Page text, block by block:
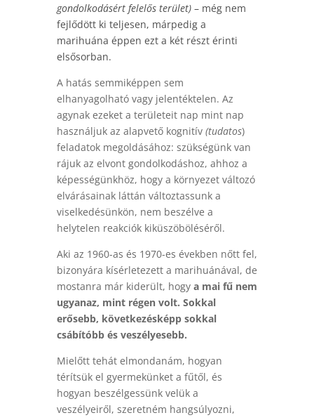
gondolkodásért felelős terület)– még nem
fejlődött ki teljesen, márpedig a
marihuána éppen ezt a két részt érinti
elsősorban.
A hatás semmiképpen sem
elhanyagolható vagy jelentéktelen. Az
agynak ezeket a területeit nap mint nap
használjuk az alapvető kognitív (tudatos)
feladatok megoldásához: szükségünk van
rájuk az elvont gondolkodáshoz, ahhoz a
képességünkhöz, hogy a környezet változó
elvárásainak láttán változtassunk a
viselkedésünkön, nem beszélve a
helytelen reakciók kiküszöböléséről.
Aki az 1960-as és 1970-es években nőtt fel,
bizonyára kísérletezett a marihuánával, de
mostanra már kiderült, hogy a mai fű nem
ugyanaz, mint régen volt. Sokkal
erősebb, következésképp sokkal
csábítóbb és veszélyesebb.
Mielőtt tehát elmondanám, hogyan
térítsük el gyermekünket a fűtől, és
hogyan beszélgessünk velük a
veszélyeiről, szeretném hangsúlyozni,